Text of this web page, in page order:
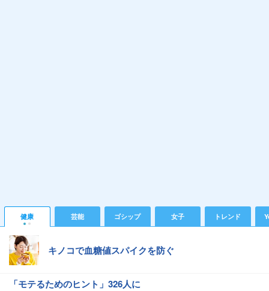
健康 芸能 ゴシップ 女子 トレンド
キノコで血糖値スパイクを防ぐ
「モテるためのヒント」326人に